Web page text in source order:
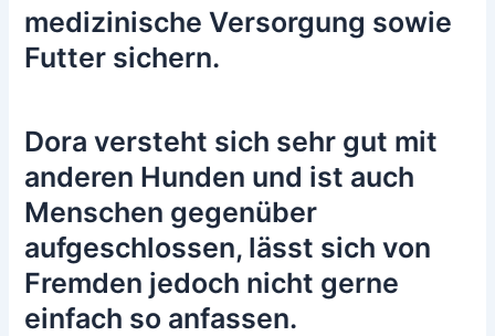
medizinische Versorgung sowie
Futter sichern.
Dora versteht sich sehr gut mit
anderen Hunden und ist auch
Menschen gegenüber
aufgeschlossen, lässt sich von
Fremden jedoch nicht gerne
einfach so anfassen.